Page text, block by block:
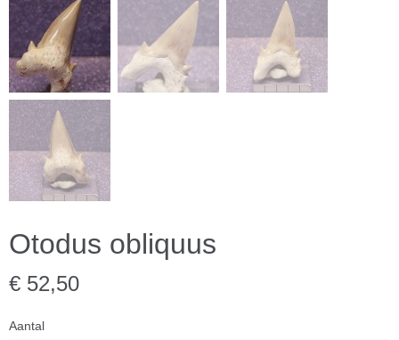
Otodus obliquus
€ 52,50
Aantal